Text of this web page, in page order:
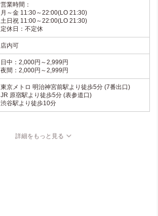
営業時間：
月～金 11:30～22:00(LO 21:30)
土日祝 11:00～22:00(LO 21:30)
定休日：不定休
店内可
日中：2,000円～2,999円
夜間：2,000円～2,999円
東京メトロ 明治神宮前駅より徒歩5分 (7番出口)
JR 原宿駅より徒歩5分 (表参道口)
渋谷駅より徒歩10分
詳細をもっと見る